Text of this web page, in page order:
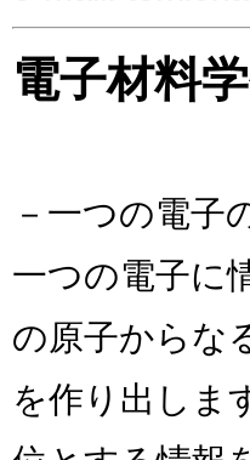
電子材料
－一つの電子
一つの電子に
の原子からな
を作り出しま